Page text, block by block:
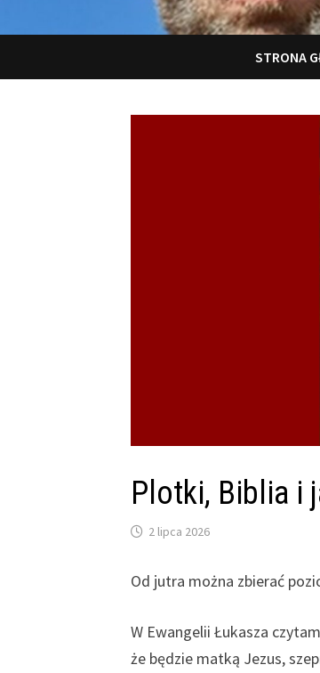
STRONA
Plotki, Biblia i
2 lipca 2026
Od jutra można zbierać
W Ewangelii Łukasza
że będzie matką Jezus,